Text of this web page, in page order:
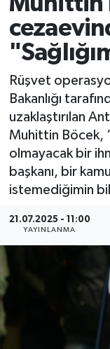
Rüşvet
Bakanlığı
uzaklaştırılan
Muhittin Böcek,
olmayacak bir
başkanı, bir
istemediğimin
21.07.2025 - 11:00
YAYINLANMA
Spor
Turizm
Ekonomi
Gazipaşa
Tüm
Son Dakika
Haber Arşivi